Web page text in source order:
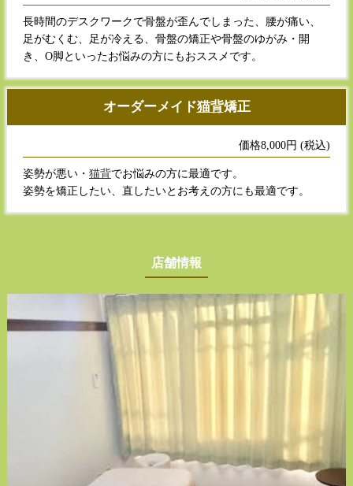
長時間のデスクワークで骨盤が歪んでしまった、腰が痛い、
足がむくむ、足が冷える、骨盤の矯正や骨盤のゆがみ・開
き、O脚といったお悩みの方にもおススメです。
オーダーメイド​猫背矯正​
価格8,000円 (税込)
姿勢が悪い・ 猫背でお悩みの方に最適です。
姿勢を矯正したい、直したいとお考えの方にも最適です。
店舗情報